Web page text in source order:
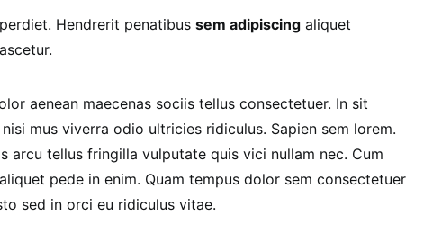
Hendrerit penatibus sem adipiscing aliquet
aenean maecenas sociis tellus consectetuer. In sit
mus viverra odio ultricies ridiculus. Sapien sem lorem.
arcu tellus fringilla vulputate quis vici nullam nec. Cum
pede in enim. Quam tempus dolor sem consectetuer
sed in orci eu ridiculus vitae.